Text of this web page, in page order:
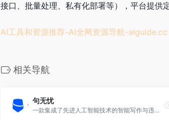
接口、批量处理、私有化部署等），平台提供
AI工具和资源推荐-AI全网资源导航-aiguide.cc
相关导航
句无忧
一款集成了先进人工智能技术的智能写作与违禁词检测工具，